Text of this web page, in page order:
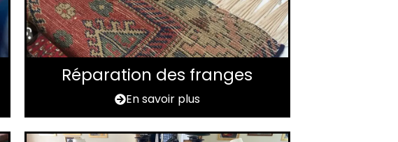
Réparation des franges
En savoir plus